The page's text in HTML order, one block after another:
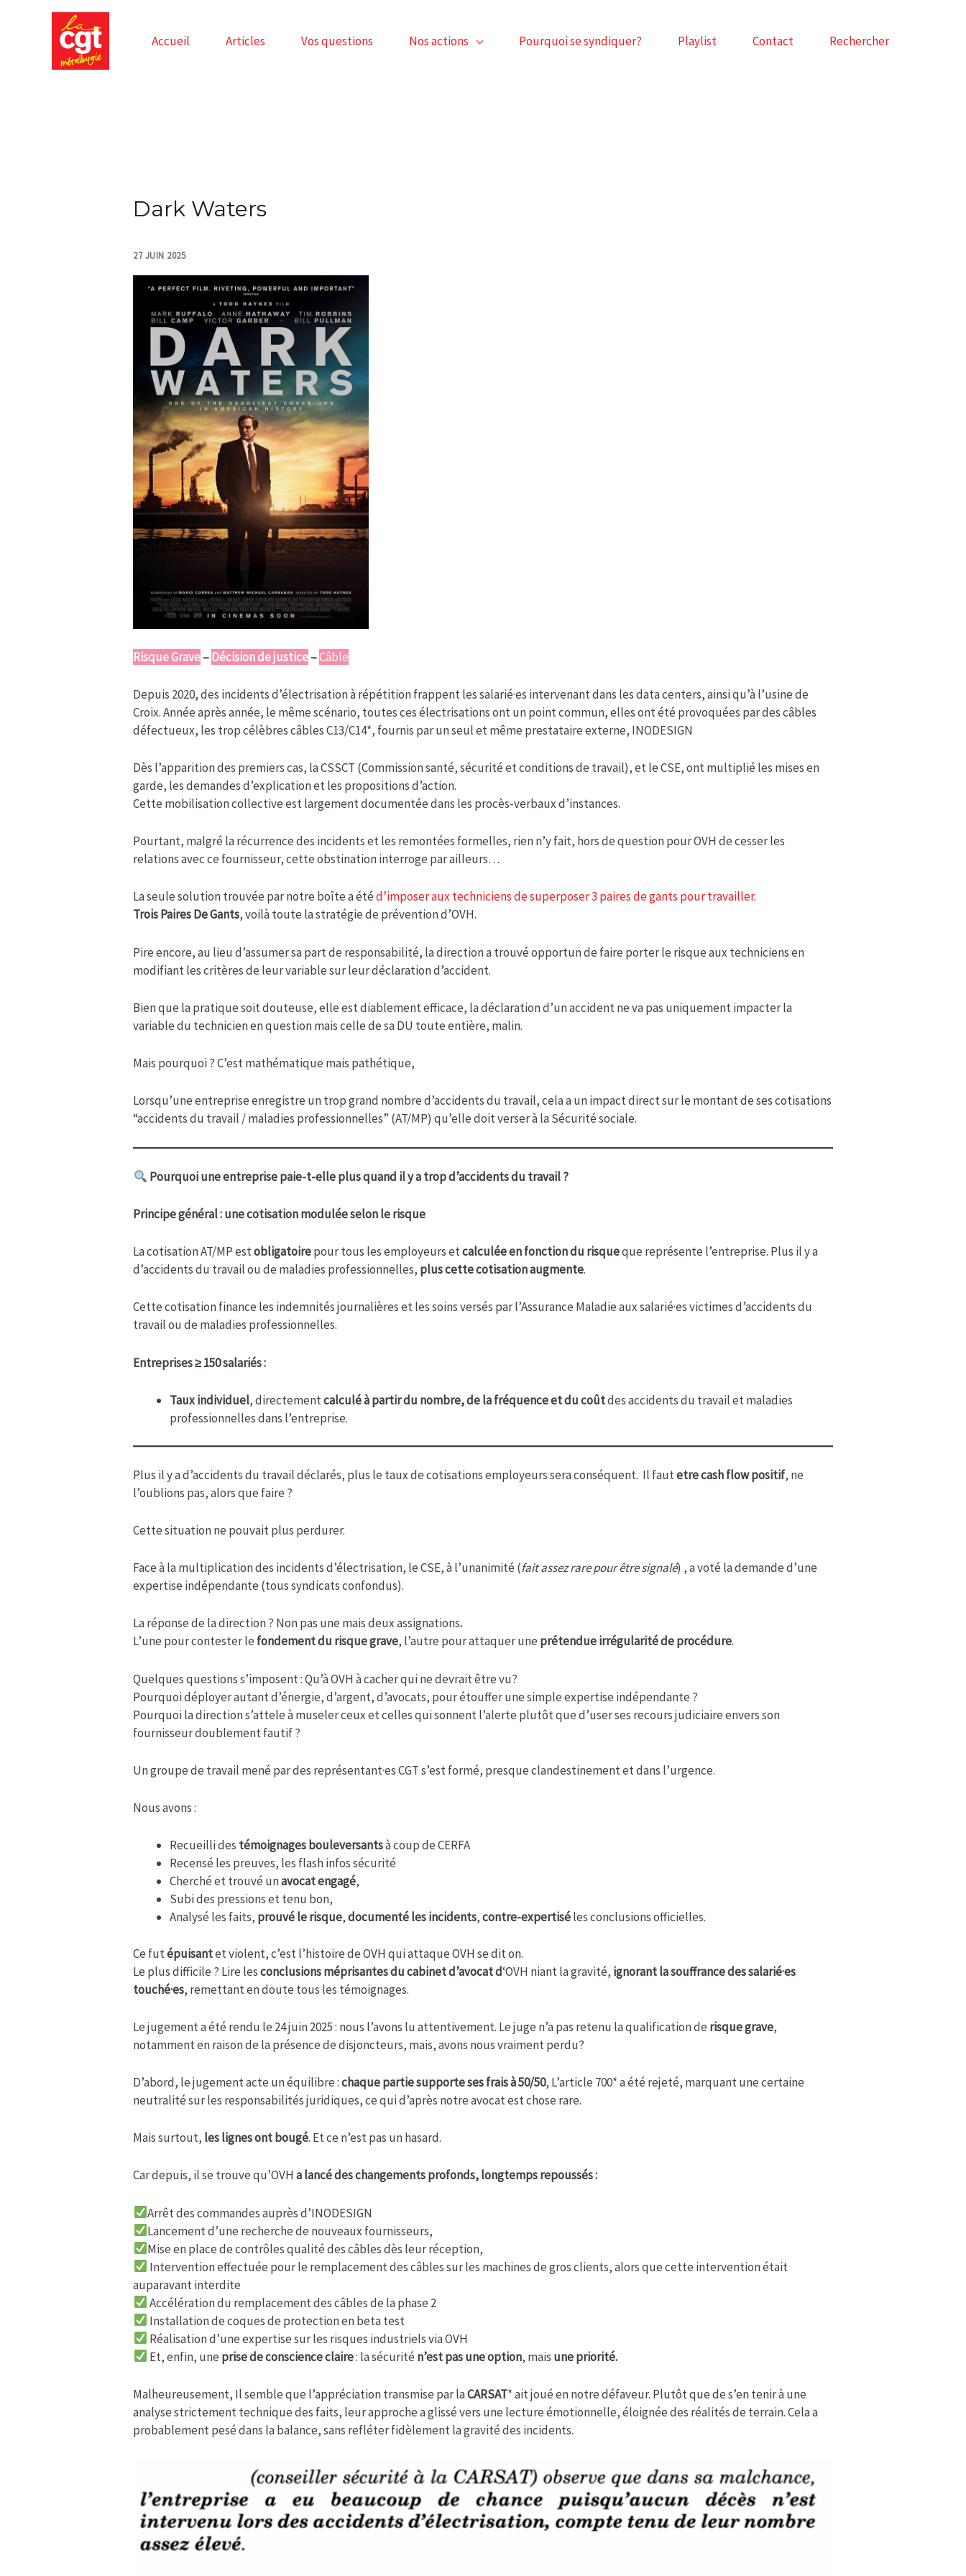
Accueil Articles Vos questions Nos actions Pourquoi se syndiquer? Playlist Contact Rechercher
Dark Waters
27 JUIN 2025
Risque Grave–Décision de justice–Câble
Depuis 2020, des incidents d’électrisation à répétition frappent les salarié·es intervenant dans les data centers, ainsi qu’à l’usine de
Croix. Année après année, le même scénario, toutes ces électrisations ont un point commun, elles ont été provoquées par des câbles
défectueux, les trop célèbres câbles C13/C14*, fournis par un seul et même prestataire externe, INODESIGN
Dès l’apparition des premiers cas, la CSSCT (Commission santé, sécurité et conditions de travail), et le CSE, ont multiplié les mises en
garde, les demandes d’explication et les propositions d’action.
Cette mobilisation collective est largement documentée dans les procès-verbaux d’instances.
Pourtant, malgré la récurrence des incidents et les remontées formelles, rien n’y fait, hors de question pour OVH de cesser les
relations avec ce fournisseur, cette obstination interroge par ailleurs…
La seule solution trouvée par notre boîte a étéd’imposer aux techniciens de superposer 3 paires de gants pour travailler.
Trois Paires De Gants, voilà toute la stratégie de prévention d’OVH.
Pire encore, au lieu d’assumer sa part de responsabilité, la direction a trouvé opportun de faire porter le risque aux techniciens en
modifiant les critères de leur variable sur leur déclaration d’accident.
Bien que la pratique soit douteuse, elle est diablement efficace, la déclaration d’un accident ne va pas uniquement impacter la
variable du technicien en question mais celle de sa DU toute entière, malin.
Mais pourquoi ? C’est mathématique mais pathétique,
Lorsqu’une entreprise enregistre un trop grand nombre d’accidents du travail, cela a un impact direct sur le montant de ses cotisations
“accidents du travail / maladies professionnelles” (AT/MP) qu’elle doit verser à la Sécurité sociale.
Pourquoi une entreprise paie-t-elle plus quand il y a trop d’accidents du travail ?
Principe général : une cotisation modulée selon le risque
La cotisation AT/MP estobligatoirepour tous les employeurs etcalculée en fonction du risqueque représente l’entreprise. Plus il y a
d’accidents du travail ou de maladies professionnelles, plus cette cotisation augmente.
Cette cotisation finance les indemnités journalières et les soins versés par l’Assurance Maladie aux salarié·es victimes d’accidents du
travail ou de maladies professionnelles.
Entreprises ≥ 150 salariés :
Taux individuel, directementcalculé à partir du nombre, de la fréquence et du coûtdes accidents du travail et maladies
professionnelles dans l’entreprise.
Plus il y a d’accidents du travail déclarés, plus le taux de cotisations employeurs sera conséquent. Il fautetre cash flow positif, ne
l’oublions pas, alors que faire ?
Cette situation ne pouvait plus perdurer.
Face à la multiplication des incidents d’électrisation, le CSE, à l’unanimité (fait assez rare pour être signalé) , a voté la demande d’une
expertise indépendante (tous syndicats confondus).
La réponse de la direction ? Non pas une mais deux assignations.
L’une pour contester le fondement du risque grave, l’autre pour attaquer une prétendue irrégularité de procédure.
Quelques questions s’imposent : Qu’à OVH à cacher qui ne devrait être vu?
Pourquoi déployer autant d’énergie, d’argent, d’avocats, pour étouffer une simple expertise indépendante ?
Pourquoi la direction s’attele à museler ceux et celles qui sonnent l’alerte plutôt que d’user ses recours judiciaire envers son
fournisseur doublement fautif ?
Un groupe de travail mené par des représentant·es CGT s’est formé, presque clandestinement et dans l’urgence.
Nous avons :
Recueilli des témoignages bouleversantsà coup de CERFA
Recensé les preuves, les flash infos sécurité
Cherché et trouvé unavocat engagé,
Subi des pressions et tenu bon,
Analysé les faits, prouvé le risque,documenté les incidents,contre-expertiséles conclusions officielles.
Ce futépuisantet violent, c’est l’histoire de OVH qui attaque OVH se dit on.
Le plus difficile ? Lire lesconclusions méprisantes du cabinet d’avocat d‘OVH niant la gravité, ignorant la souffrance des salarié·es
touché·es, remettant en doute tous les témoignages.
Le jugement a été rendu le 24 juin 2025 : nous l’avons lu attentivement. Le juge n’a pas retenu la qualification de risque grave,
notamment en raison de la présence de disjoncteurs, mais, avons nous vraiment perdu?
D’abord, le jugement acte un équilibre :chaque partie supporte ses frais à 50/50, L’article 700* a été rejeté, marquant une certaine
neutralité sur les responsabilités juridiques, ce qui d’après notre avocat est chose rare.
Mais surtout, les lignes ont bougé. Et ce n’est pas un hasard.
Car depuis, il se trouve qu’OVHa lancé des changements profonds, longtemps repoussés :
Arrêt des commandes auprès d’INODESIGN
Lancement d’une recherche de nouveaux fournisseurs,
Mise en place de contrôles qualité des câbles dès leur réception,
Intervention effectuée pour le remplacement des câbles sur les machines de gros clients, alors que cette intervention était
auparavant interdite
Accélération du remplacement des câbles de la phase 2
Installation de coques de protection en beta test
Réalisation d’une expertise sur les risques industriels via OVH
Et, enfin, une prise de conscience claire: la sécurité n’est pas une option, mais une priorité.
Malheureusement, Il semble que l’appréciation transmise par laCARSAT* ait joué en notre défaveur. Plutôt que de s’en tenir à une
analyse strictement technique des faits, leur approche a glissé vers une lecture émotionnelle, éloignée des réalités de terrain. Cela a
probablement pesé dans la balance, sans refléter fidèlement la gravité des incidents.